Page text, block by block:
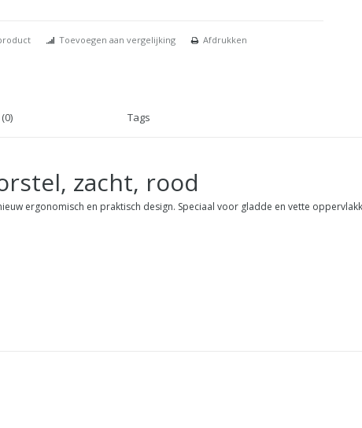
Toevoegen aan vergelijking Afdrukken
Tags
zacht, rood
ergonomisch en praktisch design. Speciaal voor gladde en vette